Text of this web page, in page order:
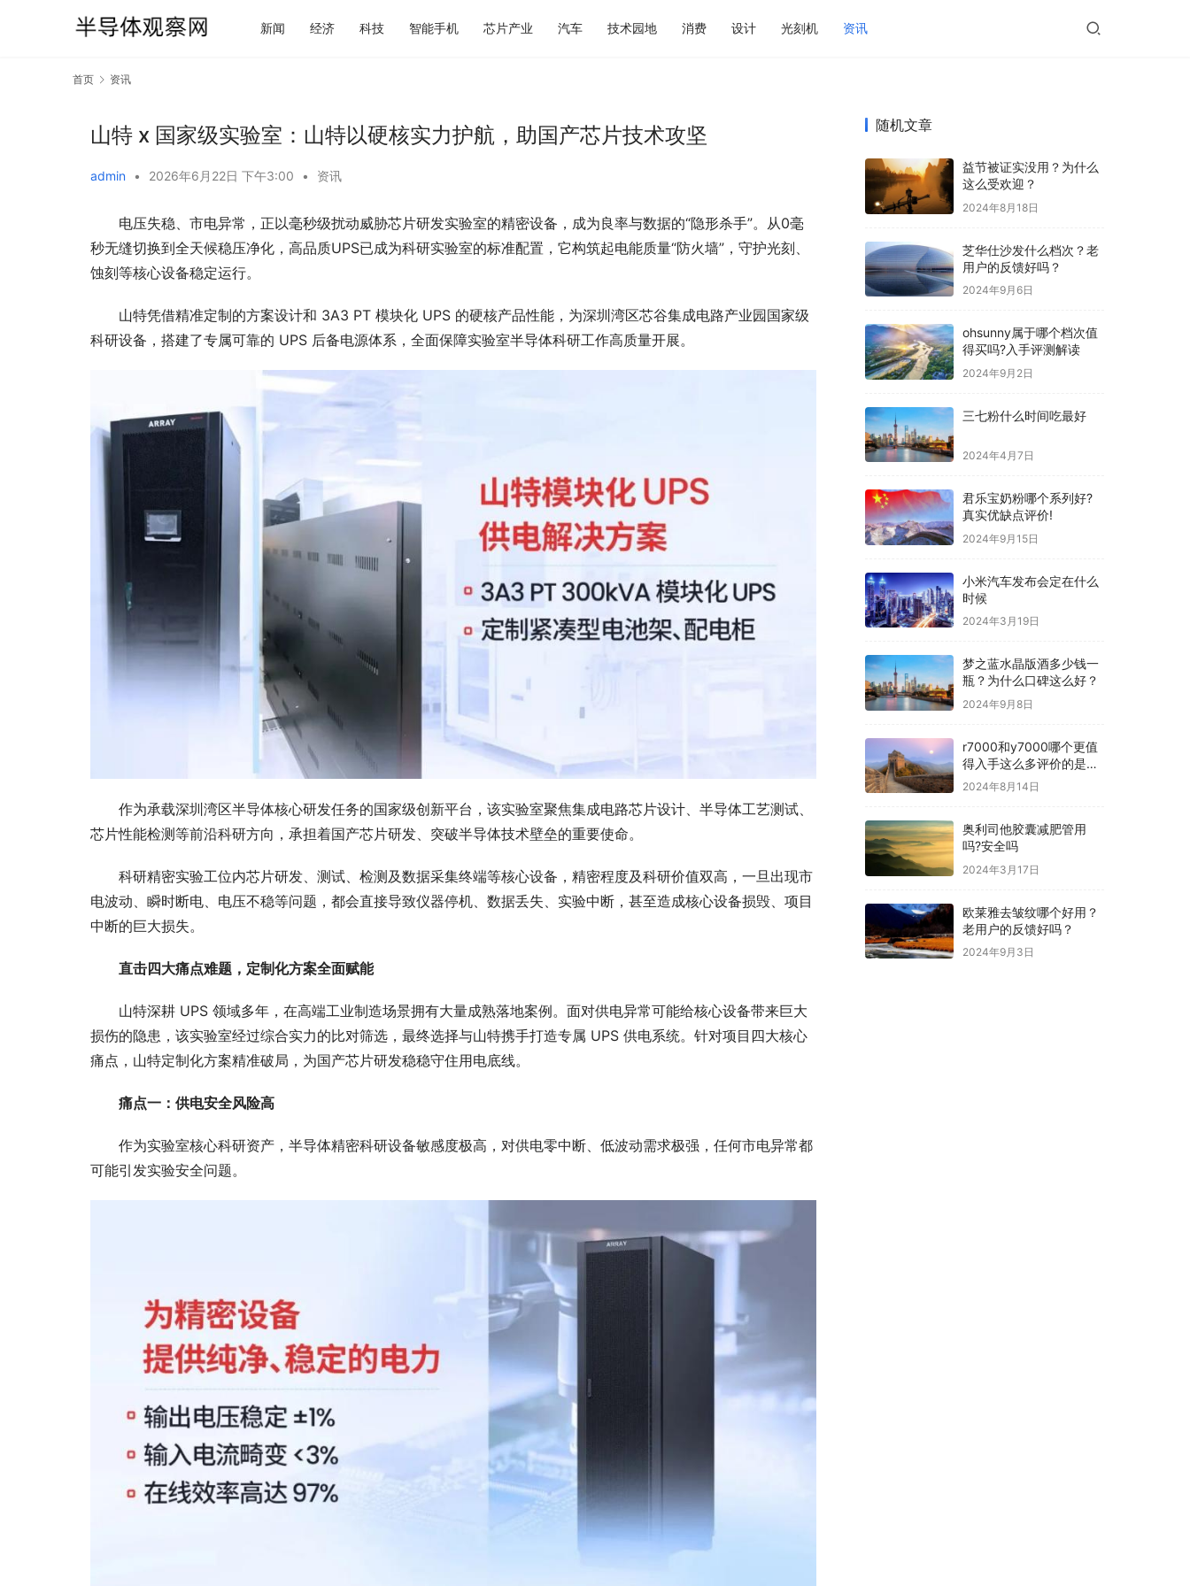
新闻 经济 科技 智能手机 芯片产业 汽车 技术园地 消费 设计 光刻机 资讯
首页 资讯
山特 x 国家级实验室：山特以硬核实力护航，助国产芯片技术攻坚
admin • 2026年6月22日 下午3:00 • 资讯
电压失稳、市电异常，正以毫秒级扰动威胁芯片研发实验室的精密设备，成为良率与数据的“隐形杀手”。从0毫
秒无缝切换到全天候稳压净化，高品质UPS已成为科研实验室的标准配置，它构筑起电能质量“防火墙”，守护光刻、
蚀刻等核心设备稳定运行。
山特凭借精准定制的方案设计和 3A3 PT 模块化 UPS 的硬核产品性能，为深圳湾区芯谷集成电路产业园国家级
科研设备，搭建了专属可靠的 UPS 后备电源体系，全面保障实验室半导体科研工作高质量开展。
作为承载深圳湾区半导体核心研发任务的国家级创新平台，该实验室聚焦集成电路芯片设计、半导体工艺测试、
芯片性能检测等前沿科研方向，承担着国产芯片研发、突破半导体技术壁垒的重要使命。
科研精密实验工位内芯片研发、测试、检测及数据采集终端等核心设备，精密程度及科研价值双高，一旦出现市
电波动、瞬时断电、电压不稳等问题，都会直接导致仪器停机、数据丢失、实验中断，甚至造成核心设备损毁、项目
中断的巨大损失。
直击四大痛点难题，定制化方案全面赋能
山特深耕 UPS 领域多年，在高端工业制造场景拥有大量成熟落地案例。面对供电异常可能给核心设备带来巨大
损伤的隐患，该实验室经过综合实力的比对筛选，最终选择与山特携手打造专属 UPS 供电系统。针对项目四大核心
痛点，山特定制化方案精准破局，为国产芯片研发稳稳守住用电底线。
痛点一：供电安全风险高
作为实验室核心科研资产，半导体精密科研设备敏感度极高，对供电零中断、低波动需求极强，任何市电异常都
可能引发实验安全问题。
随机文章
益节被证实没用？为什么
这么受欢迎？
2024年8月18日
芝华仕沙发什么档次？老
用户的反馈好吗？
2024年9月6日
ohsunny属于哪个档次值
得买吗?入手评测解读
2024年9月2日
三七粉什么时间吃最好
2024年4月7日
君乐宝奶粉哪个系列好?
真实优缺点评价!
2024年9月15日
小米汽车发布会定在什么
时候
2024年3月19日
梦之蓝水晶版酒多少钱一
瓶？为什么口碑这么好？
2024年9月8日
r7000和y7000哪个更值
得入手这么多评价的是真
的吗？
2024年8月14日
奥利司他胶囊减肥管用
吗?安全吗
2024年3月17日
欧莱雅去皱纹哪个好用？
老用户的反馈好吗？
2024年9月3日